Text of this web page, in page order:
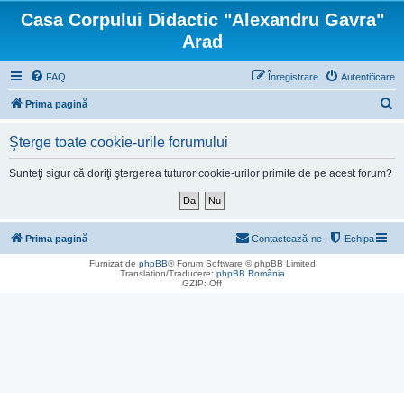
Casa Corpului Didactic "Alexandru Gavra"
Arad
FAQ Autentificare
Înregistrare
Prima pagină
Şterge toate cookie-urile forumului
Sunteţi sigur că doriţi ştergerea tuturor cookie-urilor primite de pe acest forum?
Prima pagină Echipa
Contactează-ne
Furnizat de phpBB® Forum Software © phpBB Limited
Translation/Traducere: phpBB România
GZIP: Off